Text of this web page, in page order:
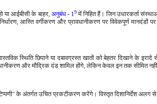
या आईबीसी के बाहर,अनुबंध - 19में निहित हैं। जिन उधारकर्ता
आस्ति वर्गीकरण और प्रावधानीकरण पर विवेकपूर्ण मानदंडों
स्थिति छिपाने या दबावग्रस्त खातों को बेहतर दिखाने के इरादे
और मौद्रिक दंड शामिल होंगे, लेकिन केवल इन तक सीमित
के अंतर्गत उचित प्रकटीकरण करेंगे। विस्तृत दिशानिर्देश अलग से